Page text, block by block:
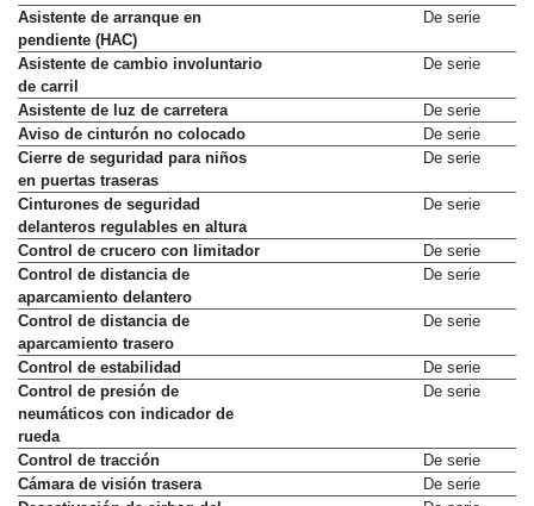
de carril
Asistente de arranque en
pendiente (HAC)
Asistente de cambio involuntario
de carril
Asistente de luz de carretera
De serie
Aviso de cinturón no colocado
De serie
Cierre de seguridad para niños
en puertas traseras
Cinturones de seguridad
delanteros regulables en altura
Control de crucero con limitador
De serie
Control de distancia de
aparcamiento delantero
Control de distancia de
aparcamiento trasero
Control de estabilidad
De serie
Control de presión de
neumáticos con indicador de
rueda
Control de tracción
De serie